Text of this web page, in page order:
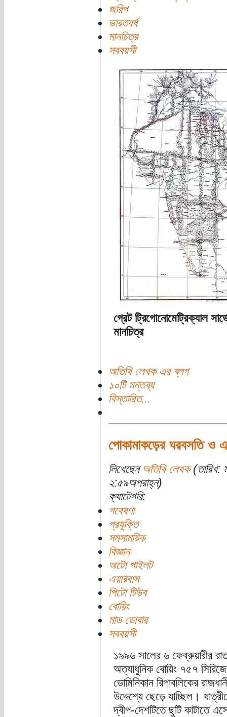
জরিপ
ভারতবর্ষ
মানচিত্র
সববয়সী
গ্রেট ট্রিগোনোমেট্রিক্যাল
মানচিত্র
অতিথি লেখক এর ব্লগ
১০টি মন্তব্য
বিস্তারিত...
পোকামাকড়ের ঘরবসতি ও
লিখেছেন অতিথি লেখক(তারিখ:
২:৫৯অপরাহ্ন)
ক্যাটেগরি:
গবেষণা
প্রযুক্তি
সমসাময়িক
বিজ্ঞান
অটো পাইলট
এয়ারবাস
পিটো টিউব
বোয়িং
মাড ডোবার
সববয়সী
১৯৯৬ সালের ৬ ফেব্রুয়ারীর
অত্যাধুনিক বোয়িং ৭৫৭
ডোমিনিকান রিপাবলিকের
উদ্দেশ্যে ছেড়ে যাচ্ছিল।
দ্বীপ-দেশটিতে ছুটি কাটাতে